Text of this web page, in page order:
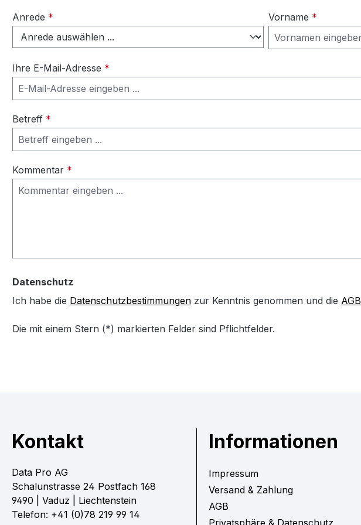
Anrede * Vorname *
Ihre E-Mail-Adresse *
Betreff *
Kommentar *
Datenschutz
Ich habe die Datenschutzbestimmungen zur Kenntnis genommen und die AGB
Die mit einem Stern (*) markierten Felder sind Pflichtfelder.
Kontakt
Data Pro AG
Schalunstrasse 24 Postfach 168
9490 | Vaduz | Liechtenstein
Telefon: +41 (0)78 219 99 14
Informationen
Impressum
Versand & Zahlung
AGB
Privatsphäre & Datenschutz